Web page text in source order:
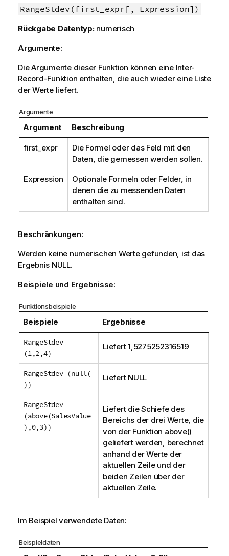
RangeStdev(first_expr[, Expression])
Rückgabe Datentyp: numerisch
Argumente:
Die Argumente dieser Funktion können eine Inter-
Record-Funktion enthalten, die auch wieder eine Liste
der Werte liefert.
Argumente
Argument Beschreibung
first_expr
Die Formel oder das Feld mit den
Daten, die gemessen werden sollen.
Expression
Optionale Formeln oder Felder, in
denen die zu messenden Daten
enthalten sind.
Beschränkungen:
Werden keine numerischen Werte gefunden, ist das
Ergebnis NULL.
Beispiele und Ergebnisse:
Funktionsbeispiele
Beispiele Ergebnisse
RangeStdev
(1,2,4)
Liefert 1,5275252316519
RangeStdev (null(
))
Liefert NULL
RangeStdev
(above(SalesValue
),0,3))
Liefert die Schiefe des
Bereichs der drei Werte, die
von der Funktion above()
geliefert werden, berechnet
anhand der Werte der
aktuellen Zeile und der
beiden Zeilen über der
aktuellen Zeile.
Im Beispiel verwendete Daten:
Beispieldaten